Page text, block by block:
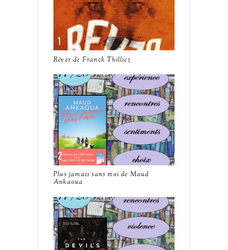
Rêver de Franck Thilliez
Plus jamais sans moi de Maud
Ankaoua